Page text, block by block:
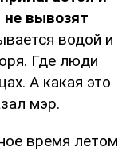
не вывозят
водой и
Где люди
А какая это
мэр.
время летом